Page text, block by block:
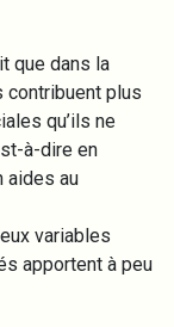
que dans la
contribuent plus
qu’ils ne
à-dire en
aides au
variables
apportent à peu